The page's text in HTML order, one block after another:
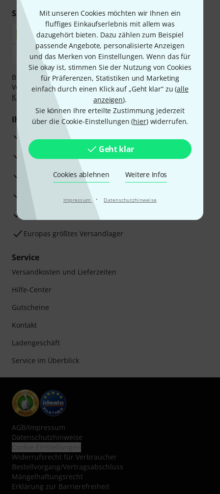
Mit unseren Cookies möchten wir Ihnen ein
fluffiges Einkaufserlebnis mit allem was
dazugehört bieten. Dazu zählen zum Beispiel
passende Angebote, personalisierte Anzeigen
und das Merken von Einstellungen. Wenn das für
Sie okay ist, stimmen Sie der Nutzung von Cookies
für Präferenzen, Statistiken und Marketing
einfach durch einen Klick auf „Geht klar“ zu (alle
anzeigen).
Sie können Ihre erteilte Zustimmung jederzeit
über die Cookie-Einstellungen (hier) widerrufen.
Geht klar
Cookies ablehnen Weitere Infos
Impressum · Datenschutzhinweise
Sicher einkaufen & bezahlen
Bezahlen Sie vertraulich und sicher per Nachnahme,
Vorkasse, PayPal, Amazon Pay,Klarna Sofort bezahlen
Klarna Ratenzahlung
oder Kreditkarte.
Ihre Vorteile
3 Jahre Thomann Garantie
30 Tage Money-Back-Garantie
Reparaturservice
Beratung durch Fachexperten
Zufriedenheitsgarantie
Europas größtes Versandlager
Service
Versandkosten und Lieferzeiten
Hilfe-Center
Gutscheine
Kontakt
Ladengeschäft
Service im Überblick
AGB/Impressum
Datenschutzhinweise
Widerrufsrecht für Verbraucher
Bestellvorgang/Vertragsabschluss
Mängelhaftungsrecht
Erklärung zur Barrierefreiheit